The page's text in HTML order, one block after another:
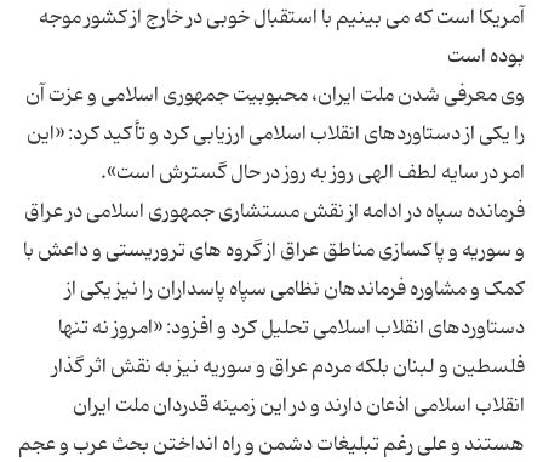
آمریکا است که می بینیم با استقبال خوبی در خارج از کشور موجه
وی معرفی شدن ملت ایران، محبوبیت جمهوری اسلامی و عزت آن
را یکی از دستاوردهای انقلاب اسلامی ارزیابی کرد و تأکید کرد: «این
فرمانده سپاه در ادامه از نقش مستشاری جمهوری اسلامی در عراق
و سوریه و پاکسازی مناطق عراق از گروه های تروریستی و داعش با
کمک و مشاوره فرماندهان نظامی سپاه پاسداران را نیز یکی از
دستاوردهای انقلاب اسلامی تحلیل کرد و افزود: «امروز نه تنها
فلسطین و لبنان بلکه مردم عراق و سوریه نیز به نقش اثر گذار
انقلاب اسلامی اذعان دارند و در این زمینه قدردان ملت ایران
هستند و علی رغم تبلیغات دشمن و راه انداختن بحث عرب و عجم